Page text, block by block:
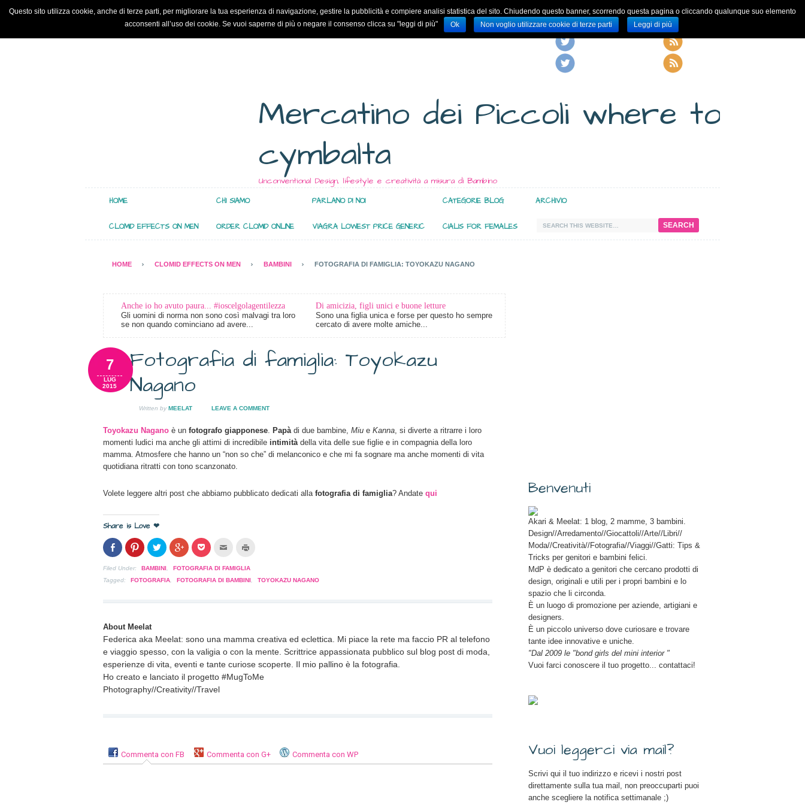
Mercatino dei Piccoli where to buy
cymbalta
Unconventional Design, lifestyle e creatività a misura di Bambino
HOME
CLOMID EFFECTS ON MEN
CHI SIAMO
ORDER CLOMID ONLINE
PARLANO DI NOI
VIAGRA LOWEST PRICE GENERIC
CATEGORIE BLOG
CIALIS FOR FEMALES
ARCHIVIO
HOME CLOMID EFFECTS ON MEN BAMBINI FOTOGRAFIA DI FAMIGLIA: TOYOKAZU NAGANO
Anche io ho avuto paura... #ioscelgolagentilezza
Gli uomini di norma non sono così malvagi tra loro
se non quando cominciano ad avere...
Di amicizia, figli unici e buone letture
Sono una figlia unica e forse per questo ho sempre
cercato di avere molte amiche...
Fotografia di famiglia: Toyokazu
Nagano
7
LUG
2015
Written by MEELAT LEAVE A COMMENT
Toyokazu Nagano è un fotografo giapponese. Papàdi due bambine, Miu e Kanna, si diverte a ritrarre i loro
momenti ludici ma anche gli attimi di incredibile intimitàdella vita delle sue figlie e in compagnia della loro
mamma. Atmosfere che hanno un “non so che” di melanconico e che mi fa sognare ma anche momenti di vita
quotidiana ritratti con tono scanzonato.
Volete leggere altri post che abbiamo pubblicato dedicati alla fotografia di famiglia? Andate qui
Share is Love ❤
Condividi
su
Facebook
(Si
in
finestra)
Clicca
per
condividere
su
(Si
una
Clicca
per
condividere
su
(Si
una
Clicca
per
condividere
su
(Si
una
Clicca
per
su
(Si
una
Clicca
l'articolo
mail
amico
nuova
finestra)
in
finestra)
Filed Under: BAMBINI
FOTOGRAFIA DI FAMIGLIA
Tagged:
FOTOGRAFIA FOTOGRAFIA DI BAMBINI TOYOKAZU NAGANO
About Meelat
Federica aka Meelat: sono una mamma creativa ed eclettica. Mi piace la rete ma faccio PR al telefono
e viaggio spesso, con la valigia o con la mente. Scrittrice appassionata pubblico sul blog post di moda,
esperienze di vita, eventi e tante curiose scoperte. Il mio pallino è la fotografia.
Ho creato e lanciato il progetto #MugToMe
Photography//Creativity//Travel
Commenta con FB Commenta con G+ Commenta con WP
Benvenuti
Akari & Meelat: 1 blog, 2 mamme, 3 bambini.
Design//Arredamento//Giocattoli//Arte//Libri//
Moda//Creatività//Fotografia//Viaggi//Gatti: Tips &
Tricks per genitori e bambini felici.
MdP è dedicato a genitori che cercano prodotti di
design, originali e utili per i propri bambini e lo
spazio che li circonda.
È un luogo di promozione per aziende, artigiani e
designers.
È un piccolo universo dove curiosare e trovare
tante idee innovative e uniche.
"Dal 2009 le "bond girls del mini interior "
Vuoi farci conoscere il tuo progetto... contattaci!
Vuoi leggerci via mail?
Scrivi qui il tuo indirizzo e ricevi i nostri post
direttamente sulla tua mail, non preoccuparti puoi
anche scegliere la notifica settimanale ;)
Questo sito utilizza cookie, anche di terze parti, per migliorare la tua esperienza di navigazione, gestire la pubblicità e compiere analisi statistica del sito. Chiudendo questo banner, scorrendo questa pagina o cliccando qualunque suo elemento
acconsenti all’uso dei cookie. Se vuoi saperne di più o negare il consenso clicca su "leggi di più"
Ok Non voglio utilizzare cookie di terze parti Leggi di più